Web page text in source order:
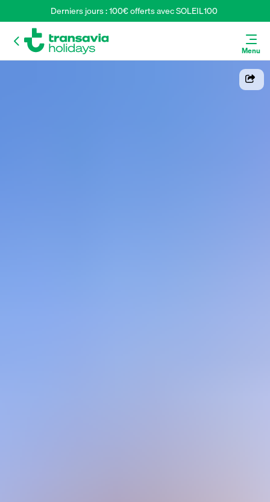
Derniers jours : 100€ offerts avec SOLEIL100
Menu